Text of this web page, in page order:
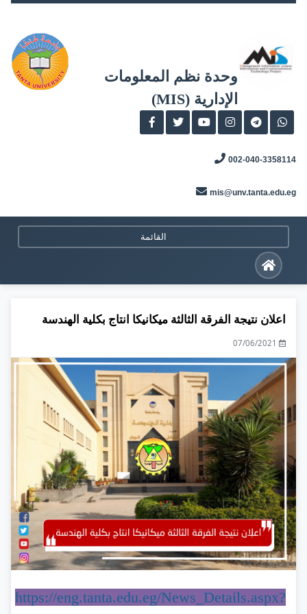
وحدة نظم المعلومات
الإدارية (MIS)
002-040-3358114
mis@unv.tanta.edu.eg
القائمة
اعلان نتيجة الفرقة الثالثة ميكانيكا انتاج بكلية الهندسة
07/06/2021
https://eng.tanta.edu.eg/News_Details.aspx?